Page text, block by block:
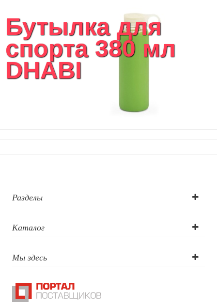
Текстиль для ванной комнаты
Кухонные приспособления
Кухонный текстиль
Ножи разделочные доски
Фоторамки и фотоальбомы
Домашний текстиль
Антистрессы
Светоотражатели
Бутылка для
спорта 380 мл
DHABI
Разделы
Каталог
Мы здесь